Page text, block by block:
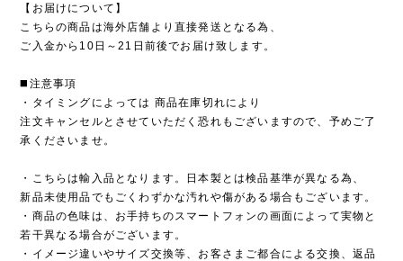
【お届けについて】
こちらの商品は海外店舗より直接発送となる為、
ご入金から10日～21日前後でお届け致します。
◼️注意事項
・タイミングによっては 商品在庫切れにより
注文キャンセルとさせていただく恐れもございますので、予めご了
承くださいませ。
・こちらは輸入品となります。日本製とは検品基準が異なる為、
新品未使用品でもごくわずかな汚れや傷がある場合もございます。
・商品の色味は、お手持ちのスマートフォンの画面によって実物と
若干異なる場合がございます。
・イメージ違いやサイズ交換等、お客さまご都合による交換、返品